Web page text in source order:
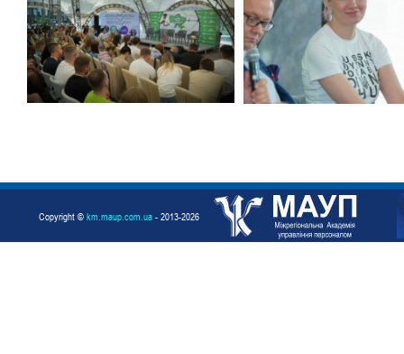
Copyright © km.maup.com.ua - 2013-2026